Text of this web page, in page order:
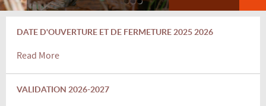
DATE D'OUVERTURE ET DE FERMETURE 2025 2026
Read More
VALIDATION 2026-2027